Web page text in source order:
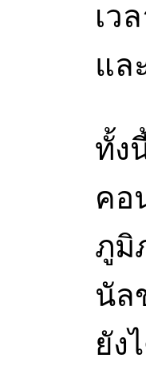
เว
แล
ทั้ง
คอ
ภูมิ
นัล
ยัง